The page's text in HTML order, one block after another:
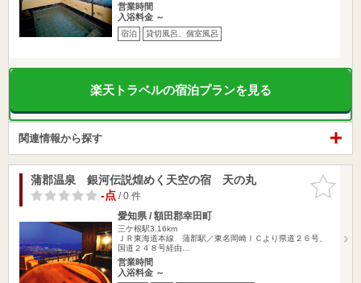
営業時間
入浴料金 ～
宿泊 貸切風呂、個室風呂
楽天トラベルの宿泊プランを見る
関連情報から探す
お気に入
りに追加
蒲郡温泉 銀河伝説煌めく天空の宿 天の丸
-点/ 0 件
愛知県 / 額田郡幸田町
三ケ根駅3.16km
ＪＲ東海道本線 蒲郡駅／東名岡崎ＩＣより県道２６号、
国道２４８号経由…
営業時間
入浴料金 ～